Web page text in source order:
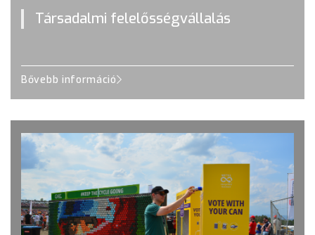
Társadalmi felelősségvállalás
Bővebb információ